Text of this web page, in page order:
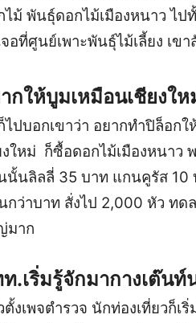
ไม้ พันธุ์ดอกไม้เมืองหนาว ไ
จอที่ศูนย์เพาะพันธุ์ไม้เลี้ยง เข
กให้บูมเหมือนเชียงให
ไปบอกเขาว่า อยากทำปิล็อกใ
งใหม่ ก็ซื้อดอกไม้เมืองหนาว
นั้นลิลลี่ 35 บาท แกนคูรัส 10
กว่าบาท สั่งไป 2,000 หัว ท
มาก
.เริ่มรู้จักมากางเต๊นท์
ตั้งเพจตำรวจ นักท่องเที่ยวก็เ